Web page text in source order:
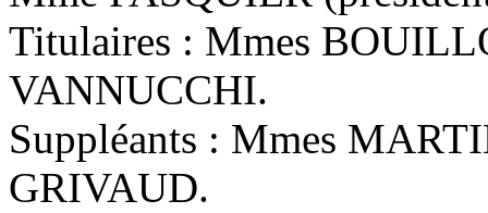
Titulaires : Mmes
VANNUCCHI.
Suppléants : Mmes
GRIVAUD.